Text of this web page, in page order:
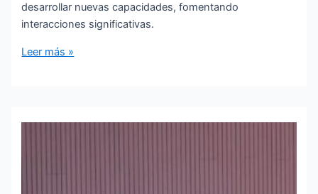
desarrollar nuevas capacidades, fomentando
interacciones significativas.
El
juego
Leer más »